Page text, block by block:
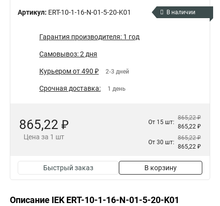
Артикул: ERT-10-1-16-N-01-5-20-K01 В наличии
Гарантия производителя: 1 год
Самовывоз: 2 дня
Курьером от 490 ₽ 2-3 дней
Срочная доставка: 1 день
865,22 ₽
Цена за 1 шт
От 15 шт:
865,22 ₽
865,22 ₽
От 30 шт:
865,22 ₽
865,22 ₽
Быстрый заказ В корзину
Описание IEK ERT-10-1-16-N-01-5-20-K01